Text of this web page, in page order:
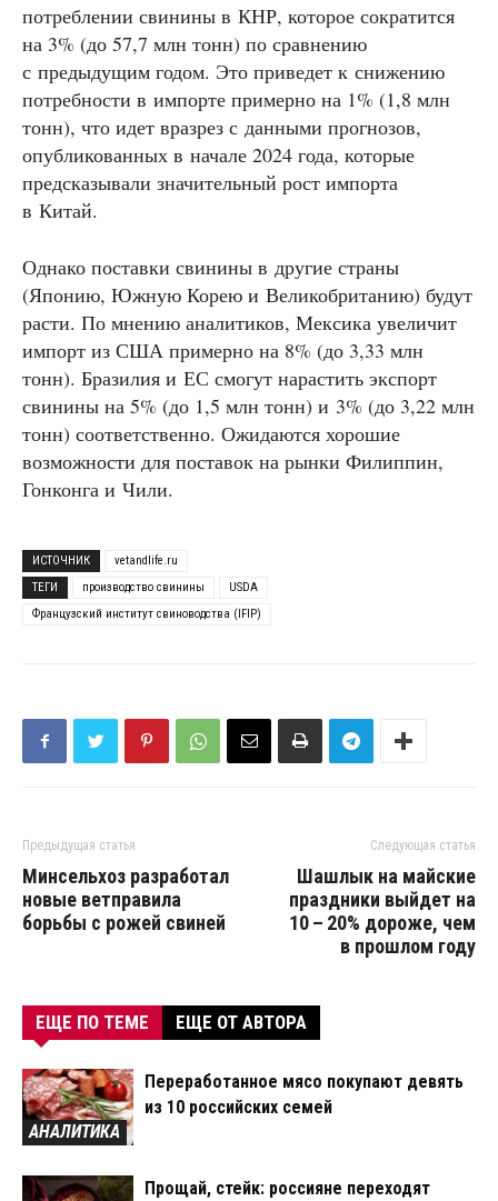
потреблении свинины в КНР, которое сократится
на 3% (до 57,7 млн тонн) по сравнению
с предыдущим годом. Это приведет к снижению
потребности в импорте примерно на 1% (1,8 млн
тонн), что идет вразрез с данными прогнозов,
опубликованных в начале 2024 года, которые
предсказывали значительный рост импорта
в Китай.
Однако поставки свинины в другие страны
(Японию, Южную Корею и Великобританию) будут
расти. По мнению аналитиков, Мексика увеличит
импорт из США примерно на 8% (до 3,33 млн
тонн). Бразилия и ЕС смогут нарастить экспорт
свинины на 5% (до 1,5 млн тонн) и 3% (до 3,22 млн
тонн) соответственно. Ожидаются хорошие
возможности для поставок на рынки Филиппин,
Гонконга и Чили.
ИСТОЧНИК
vetandlife.ru
ТЕГИ
производство свинины
USDA
Французский институт свиноводства (IFIP)
Предыдущая статья
Минсельхоз разработал
новые ветправила
борьбы с рожей свиней
Следующая статья
Шашлык на майские
праздники выйдет на
10 – 20% дороже, чем
в прошлом году
ЕЩЕ ПО ТЕМЕ ЕЩЕ ОТ АВТОРА
АНАЛИТИКА
Переработанное мясо покупают девять
из 10 российских семей
Прощай, стейк: россияне переходят